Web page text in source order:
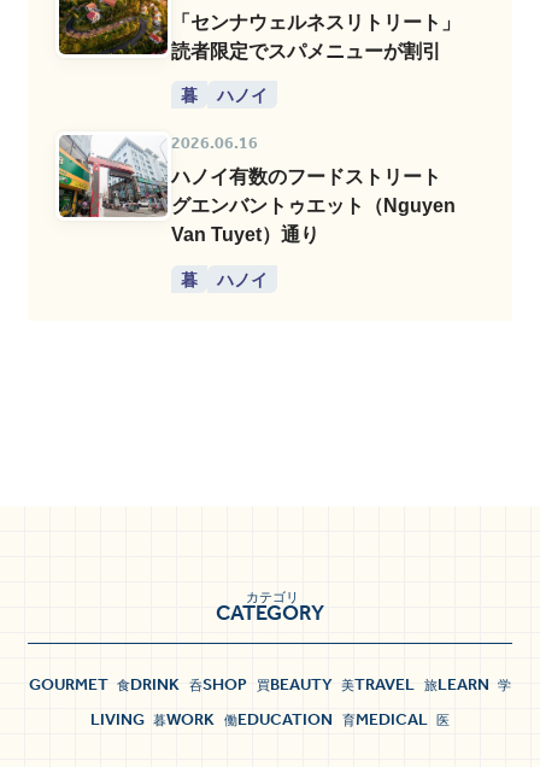
「センナウェルネスリトリート」
読者限定でスパメニューが割引
暮 ハノイ
2026.06.16
ハノイ有数のフードストリート
グエンバントゥエット（Nguyen
Van Tuyet）通り
暮 ハノイ
CATEGORY
カテゴリ
GOURMET 食DRINK 呑SHOP 買BEAUTY 美TRAVEL 旅LEARN 学
LIVING 暮WORK 働EDUCATION 育MEDICAL 医